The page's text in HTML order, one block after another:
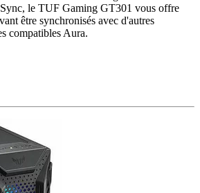
le TUF Gaming GT301 vous offre
être synchronisés avec d'autres
compatibles Aura.